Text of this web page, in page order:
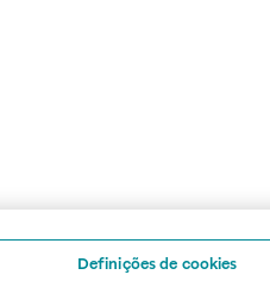
Definições de cookies